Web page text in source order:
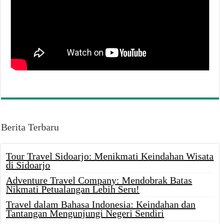
Berita Terbaru
Tour Travel Sidoarjo: Menikmati Keindahan Wisata
di Sidoarjo
Adventure Travel Company: Mendobrak Batas
Nikmati Petualangan Lebih Seru!
Travel dalam Bahasa Indonesia: Keindahan dan
Tantangan Mengunjungi Negeri Sendiri